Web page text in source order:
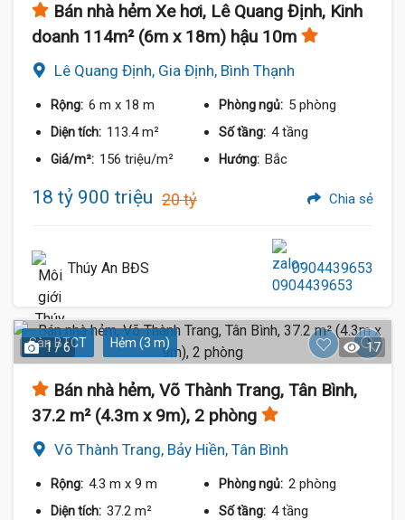
Bán nhà hẻm Xe hơi, Lê Quang Định, Kinh
doanh 114m² (6m x 18m) hậu 10m
Lê Quang Định, Gia Định, Bình Thạnh
Rộng: 6 m x 18 m Phòng ngủ: 5 phòng
Diện tích: 113.4 m² Số tầng: 4 tầng
Giá/m²: 156 triệu/m² Hướng: Bắc
18 tỷ 900 triệu 20 tỷ Chia sẻ
Thúy An BĐS 0904439653
Sàn BTCT Hẻm (3 m)
1 / 6 17
Bán nhà hẻm, Võ Thành Trang, Tân Bình,
37.2 m² (4.3m x 9m), 2 phòng
Võ Thành Trang, Bảy Hiền, Tân Bình
Rộng: 4.3 m x 9 m Phòng ngủ: 2 phòng
Diện tích: 37.2 m² Số tầng: 4 tầng